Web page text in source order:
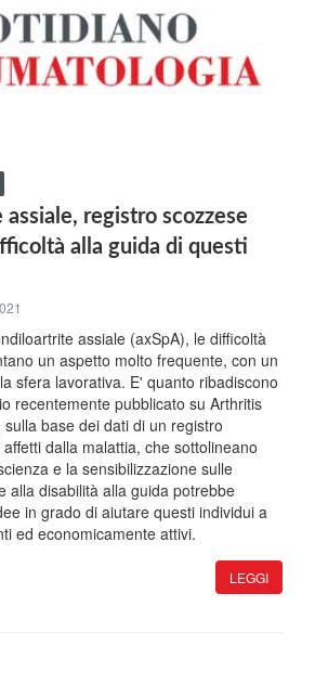
registro scozzese
alla guida di questi
assiale (axSpA), le difficoltà
un aspetto molto frequente, con un
sfera lavorativa. E' quanto ribadiscono
recentemente pubblicato su Arthritis
base dei dati di un registro
dalla malattia, che sottolineano
e la sensibilizzazione sulle
alla disabilità alla guida potrebbe
in grado di aiutare questi individui a
ed economicamente attivi.
LEGGI